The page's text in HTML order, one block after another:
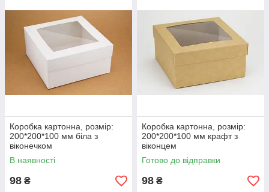
Коробка картонна, розмір:
200*200*100 мм біла з
віконечком
В наявності
98 ₴
Коробка картонна, розмір:
200*200*100 мм крафт з
віконцем
Готово до відправки
98 ₴